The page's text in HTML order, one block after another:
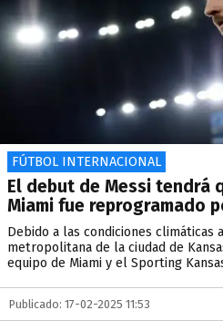
FÚTBOL INTERNACIONAL
El debut de Messi tendrá
Miami fue reprogramado
Debido a las condiciones climáticas
metropolitana de la ciudad de
equipo de Miami y el Sporting
Publicado: 17-02-2025 11:53